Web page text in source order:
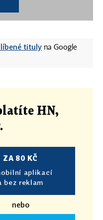
tituly na Google
HN,
.
ZA 80 KČ
aplikací
bez reklam
nebo